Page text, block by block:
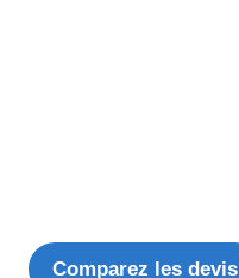
Comparez les devis